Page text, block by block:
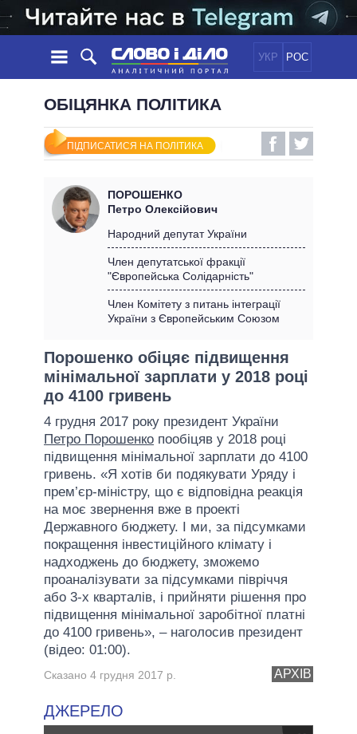
УКР РОС
НОВИНИ
СТРІЧКА
ПОДІЇ
СТАТТІ
ДУМКИ
ОГЛЯДИ
ДАЙДЖЕСТИ
ПОЛІТИКА
ЕКОНОМІКА
СВІТ
ОБIЦЯНКИ
УСІ ПОЛІТИКИ
ПРЕЗИДЕНТ І ОФІС
КАБІНЕТ МІНІСТРІВ
ГОЛОВИ ОБЛАДМІНІСТРАЦІЙ
МЕРИ МІСТ
ІНФОГРАФІКА
ВІДЕО
ПІДТРИМАТИ
ПОРІВНЯННЯ ПОЛІТИКІВ
ОБІЦЯНКА ПОЛІТИКА
ПІДПИСАТИСЯ НА ПОЛІТИКА
ПОРОШЕНКО
Петро Олексійович
Народний депутат України
Член депутатської фракції
"Європейська Солідарність"
Член Комітету з питань інтеграції
України з Європейським Союзом
Порошенко обіцяє підвищення
мінімальної зарплати у 2018 році
до 4100 гривень
4 грудня 2017 року президент України
Петро Порошенко пообіцяв у 2018 році
підвищення мінімальної зарплати до 4100
гривень. «Я хотів би подякувати Уряду і
прем’єр-міністру, що є відповідна реакція
на моє звернення вже в проекті
Державного бюджету. І ми, за підсумками
покращення інвестиційного клімату і
надходжень до бюджету, зможемо
проаналізувати за підсумками півріччя
або 3-х кварталів, і прийняти рішення про
підвищення мінімальної заробітної платні
до 4100 гривень», – наголосив президент
(відео: 01:00).
АРХІВ
Сказано 4 грудня 2017 р.
ДЖЕРЕЛО